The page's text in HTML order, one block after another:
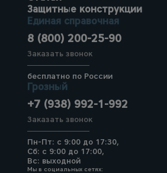
Защитные конструкции
Единая справочная
8 (800) 200-25-90
Заказать звонок
бесплатно по России
Грозный
+7 (938) 992-1-992
Заказать звонок
Пн-Пт: с 9:00 до 17:30,
Сб: с 9:00 до 17:00,
Вс: выходной
Мы в социальных сетях: